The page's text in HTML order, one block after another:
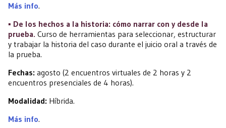
Más info.
▪️ De los hechos a la historia: cómo narrar con y desde la
prueba. Curso de herramientas para seleccionar, estructurar
y trabajar la historia del caso durante el juicio oral a través de
la prueba.
Fechas: agosto (2 encuentros virtuales de 2 horas y 2
encuentros presenciales de 4 horas).
Modalidad: Híbrida.
Más info.